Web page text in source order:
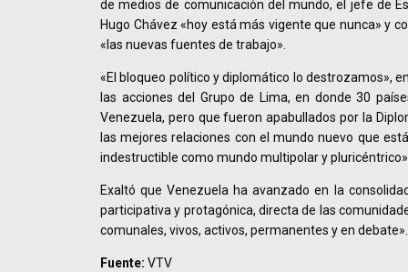
de medios de comunicación del mundo, el jefe de
Hugo Chávez «hoy está más vigente que nunca» y
«las nuevas fuentes de trabajo».
«El bloqueo político y diplomático lo destrozamos»,
las acciones del Grupo de Lima, en donde 30
Venezuela, pero que fueron apabullados por la
las mejores relaciones con el mundo nuevo que
indestructible como mundo multipolar y
Exaltó que Venezuela ha avanzado en la
participativa y protagónica, directa de las
comunales, vivos, activos, permanentes y en debate».
Fuente: VTV